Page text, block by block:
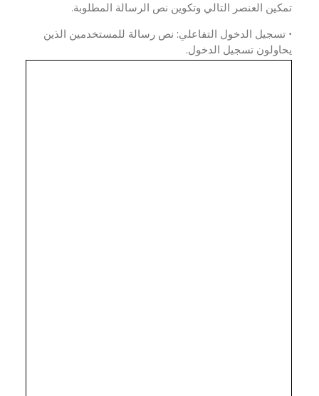
العنصر التالي وتكوين نص الرسالة المطلوبة.
الدخول التفاعلي: نص رسالة للمستخدمين الذين
تسجيل الدخول.